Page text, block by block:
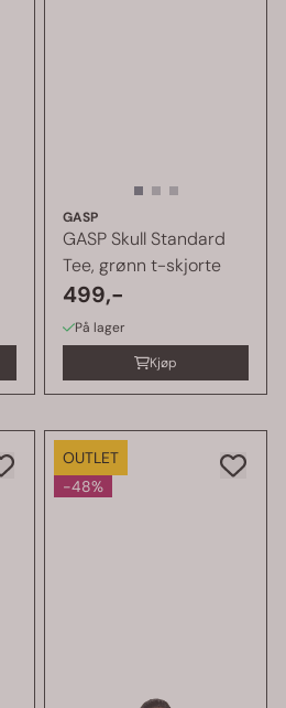
GASP
GASP Skull Standard
Tee, grønn t-skjorte
499,-
På lager
Kjøp
OUTLET
-48%